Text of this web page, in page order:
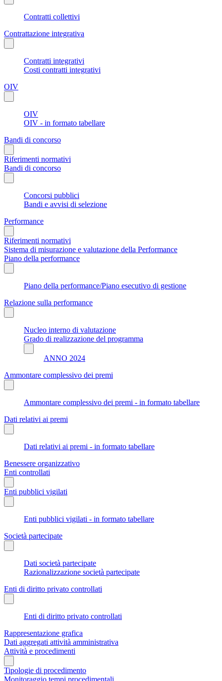
Contratti collettivi
Contrattazione integrativa
Contratti integrativi
Costi contratti integrativi
OIV
OIV
OIV - in formato tabellare
Bandi di concorso
Riferimenti normativi
Bandi di concorso
Concorsi pubblici
Bandi e avvisi di selezione
Performance
Riferimenti normativi
Sistema di misurazione e valutazione della Performance
Piano della performance
Piano della performance/Piano esecutivo di gestione
Relazione sulla performance
Nucleo interno di valutazione
Grado di realizzazione del programma
ANNO 2024
Ammontare complessivo dei premi
Ammontare complessivo dei premi - in formato tabellare
Dati relativi ai premi
Dati relativi ai premi - in formato tabellare
Benessere organizzativo
Enti controllati
Enti pubblici vigilati
Enti pubblici vigilati - in formato tabellare
Società partecipate
Dati società partecipate
Razionalizzazione società partecipate
Enti di diritto privato controllati
Enti di diritto privato controllati
Rappresentazione grafica
Dati aggregati attività amministrativa
Attività e procedimenti
Tipologie di procedimento
Monitoraggio tempi procedimentali